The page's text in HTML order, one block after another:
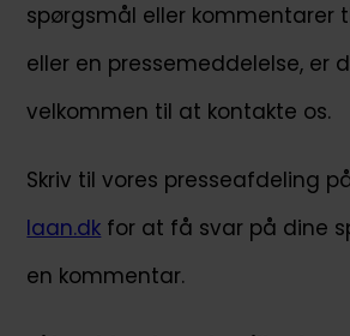
spørgsmål eller kommentarer
eller en pressemeddelelse, er
velkommen til at kontakte os.
Skriv til vores presseafdeling
laan.dk for at få svar på dine
en kommentar.